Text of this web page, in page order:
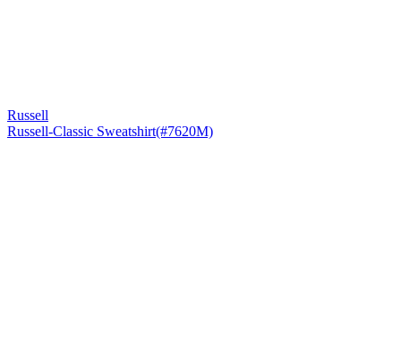
Russell
Russell-Classic Sweatshirt(#7620M)